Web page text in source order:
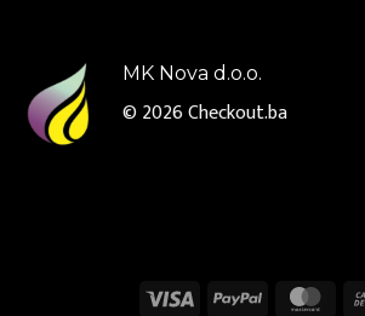
MK Nova d.o.o.
© 2026Checkout.ba